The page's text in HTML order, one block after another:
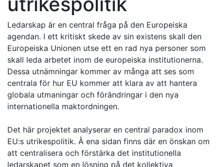
Ledarskap är en central fråga på den Europeiska
agendan. I ett kritiskt skede av sin existens skall den
Europeiska Unionen utse ett en rad nya personer som
skall leda arbetet inom de europeiska institutionerna.
Dessa utnämningar kommer av många att ses som
centrala för hur EU kommer att klara av att hantera
globala utmaningar och förändringar i den nya
internationella maktordningen.
Det här projektet analyserar en central paradox inom
EU:s utrikespolitik. Å ena sidan finns där en önskan om
att centralisera och förstärka det institutionella
ledarskapet som en lösning på det kollektiva